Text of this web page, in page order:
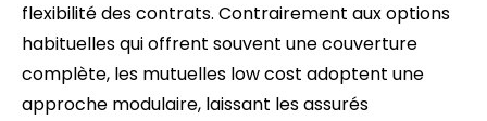
flexibilité des contrats. Contrairement aux options
habituelles qui offrent souvent une couverture
complète, les mutuelles low cost adoptent une
approche modulaire, laissant les assurés